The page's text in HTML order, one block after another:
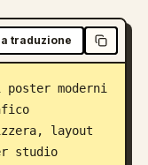
traduzione
moderni
layout
studio